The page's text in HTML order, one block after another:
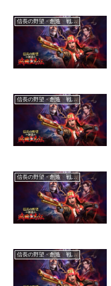
信長の野望・創造 戦国立志伝
信長の野望・創造 戦国立志伝
信長の野望・創造 戦国立志伝
信長の野望・創造 戦国立志伝